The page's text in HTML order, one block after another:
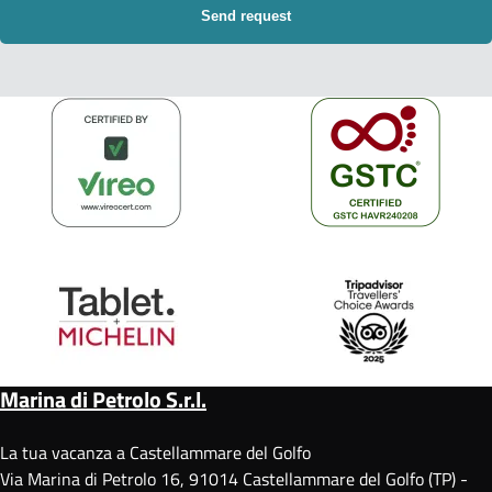
Marina di Petrolo S.r.l.
La tua vacanza a Castellammare del Golfo
Via Marina di Petrolo 16, 91014 Castellammare del Golfo (TP) -